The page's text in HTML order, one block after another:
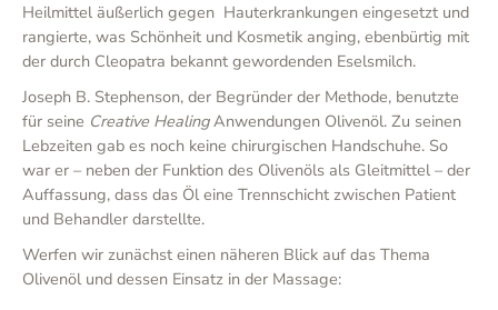
Heilmittel äußerlich gegen Hauterkrankungen eingesetzt und
rangierte, was Schönheit und Kosmetik anging, ebenbürtig mit
der durch Cleopatra bekannt gewordenden Eselsmilch.
Joseph B. Stephenson, der Begründer der Methode, benutzte
für seine Creative HealingAnwendungen Olivenöl. Zu seinen
Lebzeiten gab es noch keine chirurgischen Handschuhe. So
war er – neben der Funktion des Olivenöls als Gleitmittel – der
Auffassung, dass das Öl eine Trennschicht zwischen Patient
und Behandler darstellte.
Werfen wir zunächst einen näheren Blick auf das Thema
Olivenöl und dessen Einsatz in der Massage: